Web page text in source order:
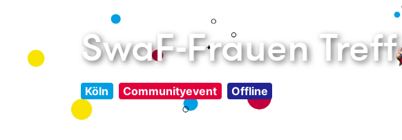
SwaF-Frauen Treff
Köln Communityevent Offline